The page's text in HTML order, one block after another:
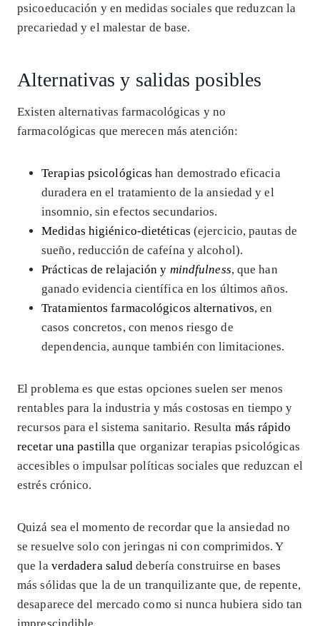
psicoeducación y en medidas sociales que reduzcan la
precariedad y el malestar de base.
Alternativas y salidas posibles
Existen alternativas farmacológicas y no
farmacológicas que merecen más atención:
Terapias psicológicas han demostrado eficacia
duradera en el tratamiento de la ansiedad y el
insomnio, sin efectos secundarios.
Medidas higiénico-dietéticas (ejercicio, pautas de
sueño, reducción de cafeína y alcohol).
Prácticas de relajación y mindfulness, que han
ganado evidencia científica en los últimos años.
Tratamientos farmacológicos alternativos, en
casos concretos, con menos riesgo de
dependencia, aunque también con limitaciones.
El problema es que estas opciones suelen ser menos
rentables para la industria y más costosas en tiempo y
recursos para el sistema sanitario. Resulta más rápido
recetar una pastilla que organizar terapias psicológicas
accesibles o impulsar políticas sociales que reduzcan el
estrés crónico.
Quizá sea el momento de recordar que la ansiedad no
se resuelve solo con jeringas ni con comprimidos. Y
que la verdadera salud debería construirse en bases
más sólidas que la de un tranquilizante que, de repente,
desaparece del mercado como si nunca hubiera sido tan
imprescindible.